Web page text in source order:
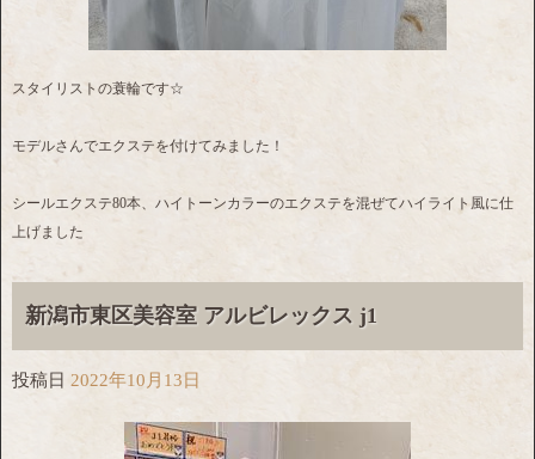
スタイリストの蓑輪です☆
モデルさんでエクステを付けてみました！
シールエクステ80本、ハイトーンカラーのエクステを混ぜてハイライト風に仕
上げました
新潟市東区美容室 アルビレックス j1
投稿日 2022年10月13日